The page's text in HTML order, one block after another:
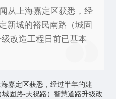
从上海嘉定区获悉，经
新城的裕民南路（城固
改造工程日前已基本
嘉定区获悉，经过半年的建
固路-天祝路）智慧道路升级改